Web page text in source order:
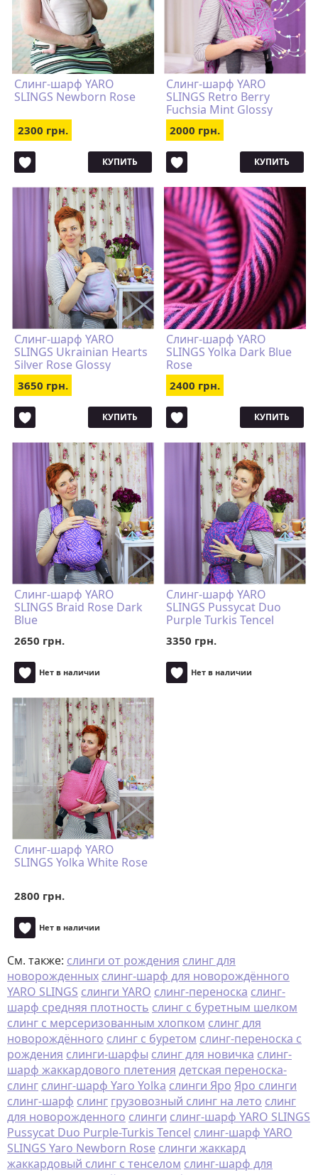
Слинг-шарф YARO
SLINGS Newborn Rose
2300 грн.
КУПИТЬ
Слинг-шарф YARO
SLINGS Retro Berry
Fuchsia Mint Glossy
2000 грн.
КУПИТЬ
Слинг-шарф YARO
SLINGS Ukrainian Hearts
Silver Rose Glossy
3650 грн.
КУПИТЬ
Слинг-шарф YARO
SLINGS Yolka Dark Blue
Rose
2400 грн.
КУПИТЬ
Слинг-шарф YARO
SLINGS Braid Rose Dark
Blue
2650 грн.
Нет в наличии
Слинг-шарф YARO
SLINGS Pussycat Duo
Purple Turkis Tencel
3350 грн.
Нет в наличии
Слинг-шарф YARO
SLINGS Yolka White Rose
2800 грн.
Нет в наличии
См. также: слинги от рождения слинг для
новорожденных слинг-шарф для новорождённого
YARO SLINGS слинги YARO слинг-переноска слинг-
шарф средняя плотность слинг с буретным шелком
слинг с мерсеризованным хлопком слинг для
новорождённого слинг с буретом слинг-переноска с
рождения слинги-шарфы слинг для новичка слинг-
шарф жаккардового плетения детская переноска-
слинг слинг-шарф Yaro Yolka слинги Яро Яро слинги
слинг-шарф слинг грузовозный слинг на лето слинг
для новорожденного слинги слинг-шарф YARO SLINGS
Pussycat Duo Purple-Turkis Tencel слинг-шарф YARO
SLINGS Yaro Newborn Rose слинги жаккард
жаккардовый слинг с тенселом слинг-шарф для